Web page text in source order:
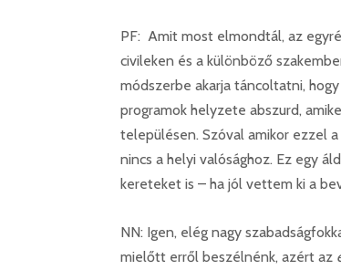
PF: Amit most elmondtál, az
civileken és a különböző
módszerbe akarja táncoltatni,
programok helyzete abszurd,
településen. Szóval amikor ezzel
nincs a helyi valósághoz. Ez egy
kereteket is – ha jól vettem ki a
NN: Igen, elég nagy
mielőtt erről beszélnénk, azért az